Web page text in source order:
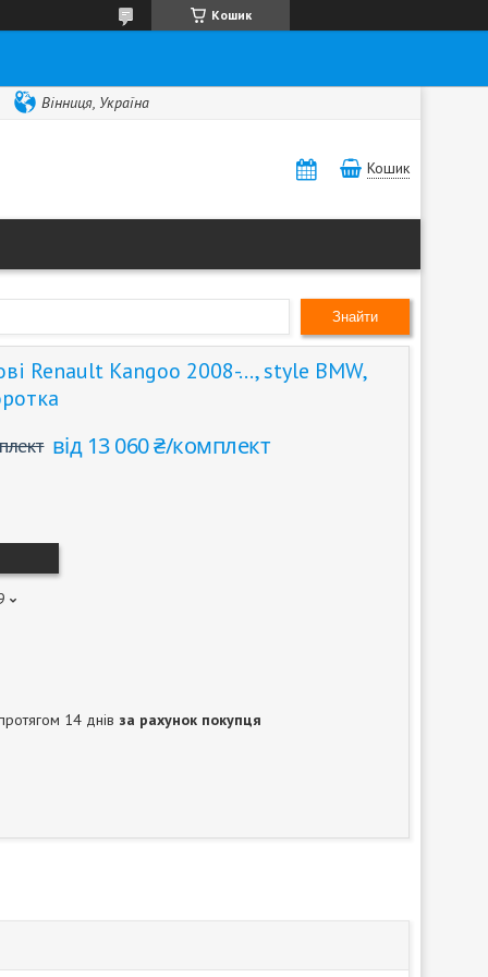
Кошик
Вінниця, Україна
Кошик
Знайти
Renault Kangoo 2008-..., style BMW,
від 13 060 ₴/комплект
14 днів за рахунок покупця